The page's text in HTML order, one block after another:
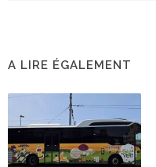
A LIRE ÉGALEMENT